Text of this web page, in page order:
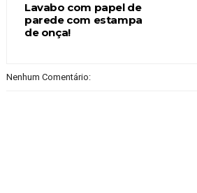
Lavabo com papel de
parede com estampa
de onça!
Nenhum Comentário: